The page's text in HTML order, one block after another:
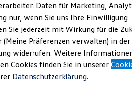
BewertungenDaten für Marketing,
nur, wenn Sie uns Ihre Einwilligung
Sie jederzeit mit Wirkung für die
(Meine Präferenzen verwalten) in der
widerrufen. Weitere
Cookies finden Sie in unserer
Datenschutzerklärung.